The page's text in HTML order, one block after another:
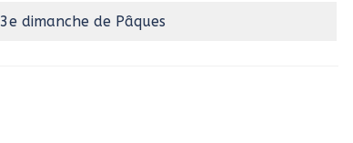
3e dimanche de Pâques